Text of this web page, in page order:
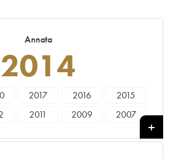
Annata
2014
2017 2016
2015
2011 2009
2007